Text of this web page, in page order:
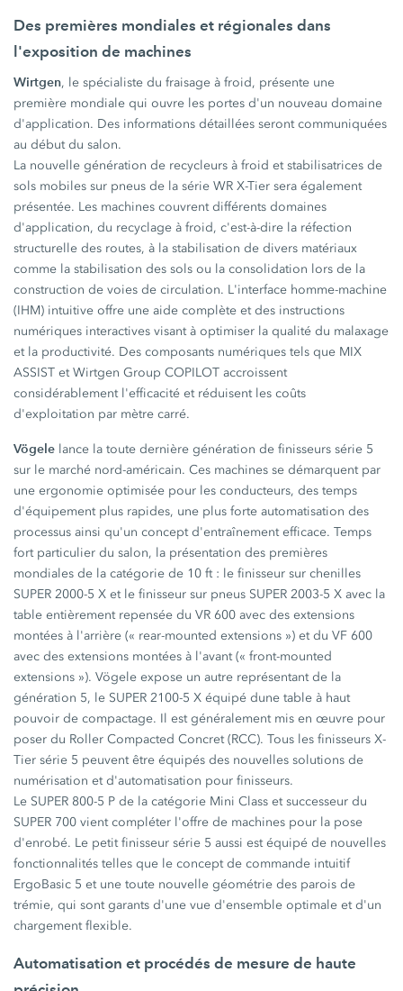
Des premières mondiales et régionales dans
l'exposition de machines
Wirtgen, le spécialiste du fraisage à froid, présente une
première mondiale qui ouvre les portes d'un nouveau domaine
d'application. Des informations détaillées seront communiquées
au début du salon.
La nouvelle génération de recycleurs à froid et stabilisatrices de
sols mobiles sur pneus de la série WR X-Tier sera également
présentée. Les machines couvrent différents domaines
d'application, du recyclage à froid, c'est-à-dire la réfection
structurelle des routes, à la stabilisation de divers matériaux
comme la stabilisation des sols ou la consolidation lors de la
construction de voies de circulation. L'interface homme-machine
(IHM) intuitive offre une aide complète et des instructions
numériques interactives visant à optimiser la qualité du malaxage
et la productivité. Des composants numériques tels que MIX
ASSIST et Wirtgen Group COPILOT accroissent
considérablement l'efficacité et réduisent les coûts
d'exploitation par mètre carré.
Vögele lance la toute dernière génération de finisseurs série 5
sur le marché nord-américain. Ces machines se démarquent par
une ergonomie optimisée pour les conducteurs, des temps
d'équipement plus rapides, une plus forte automatisation des
processus ainsi qu'un concept d'entraînement efficace. Temps
fort particulier du salon, la présentation des premières
mondiales de la catégorie de 10 ft : le finisseur sur chenilles
SUPER 2000-5 X et le finisseur sur pneus SUPER 2003-5 X avec la
table entièrement repensée du VR 600 avec des extensions
montées à l'arrière (« rear-mounted extensions ») et du VF 600
avec des extensions montées à l'avant (« front-mounted
extensions »). Vögele expose un autre représentant de la
génération 5, le SUPER 2100-5 X équipé dune table à haut
pouvoir de compactage. Il est généralement mis en œuvre pour
poser du Roller Compacted Concret (RCC). Tous les finisseurs X-
Tier série 5 peuvent être équipés des nouvelles solutions de
numérisation et d'automatisation pour finisseurs.
Le SUPER 800-5 P de la catégorie Mini Class et successeur du
SUPER 700 vient compléter l'offre de machines pour la pose
d'enrobé. Le petit finisseur série 5 aussi est équipé de nouvelles
fonctionnalités telles que le concept de commande intuitif
ErgoBasic 5 et une toute nouvelle géométrie des parois de
trémie, qui sont garants d'une vue d'ensemble optimale et d'un
chargement flexible.
Automatisation et procédés de mesure de haute